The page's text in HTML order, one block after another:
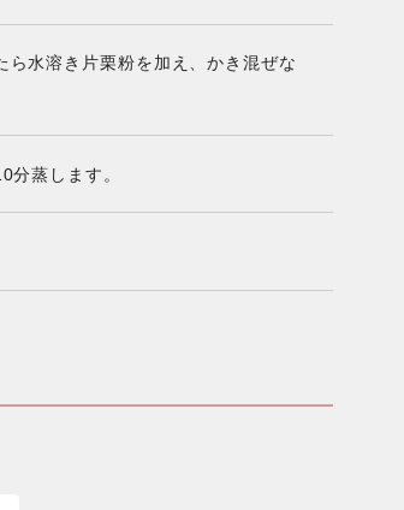
水溶き片栗粉を加え、かき混ぜな
分蒸します。